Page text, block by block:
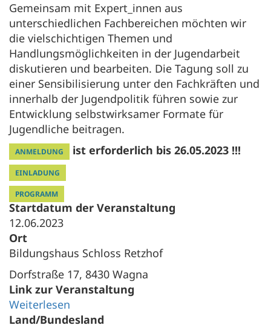
Gemeinsam mit Expert_innen aus
unterschiedlichen Fachbereichen möchten wir
die vielschichtigen Themen und
Handlungsmöglichkeiten in der Jugendarbeit
diskutieren und bearbeiten. Die Tagung soll zu
einer Sensibilisierung unter den Fachkräften und
innerhalb der Jugendpolitik führen sowie zur
Entwicklung selbstwirksamer Formate für
Jugendliche beitragen.
ANMELDUNG ist erforderlich bis 26.05.2023 !!!
EINLADUNG
PROGRAMM
Startdatum der Veranstaltung
12.06.2023
Ort
Bildungshaus Schloss Retzhof
Dorfstraße 17, 8430 Wagna
Link zur Veranstaltung
Weiterlesen
Land/Bundesland